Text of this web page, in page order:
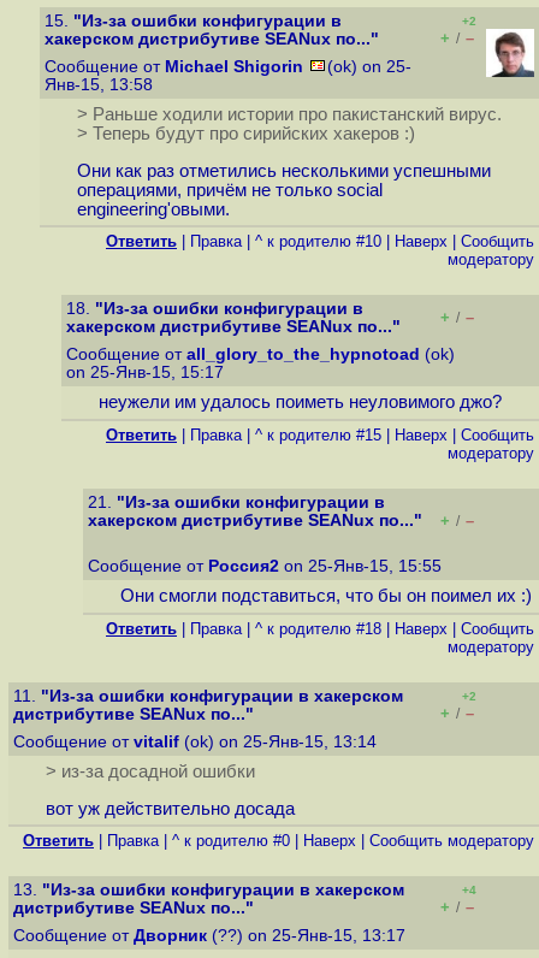
15. "Из-за ошибки конфигурации в
хакерском дистрибутиве SEANux по..."
+2
+ / –
Сообщение от Michael Shigorin
(ok) on 25-
Янв-15, 13:58
> Раньше ходили истории про пакистанский вирус.
> Теперь будут про сирийских хакеров :)
Они как раз отметились несколькими успешными
операциями, причём не только social
engineering'овыми.
Ответить Правка| ^ к родителю #10 Наверх
Cообщить
модератору
18. "Из-за ошибки конфигурации в
хакерском дистрибутиве SEANux по..."
+ / –
Сообщение от all_glory_to_the_hypnotoad (ok)
on 25-Янв-15, 15:17
неужели им удалось поиметь неуловимого джо?
Ответить Правка| ^ к родителю #15 Наверх
Cообщить
модератору
21. "Из-за ошибки конфигурации в
хакерском дистрибутиве SEANux по..."
+ / –
Сообщение от Россия2 on 25-Янв-15, 15:55
Они смогли подставиться, что бы он поимел их :)
Ответить Правка| ^ к родителю #18 Наверх
Cообщить
модератору
11. "Из-за ошибки конфигурации в хакерском
дистрибутиве SEANux по..."
+2
+ / –
Сообщение от vitalif (ok) on 25-Янв-15, 13:14
> из-за досадной ошибки
вот уж действительно досада
Ответить Правка| ^ к родителю #0 Наверх Cообщить модератору
13. "Из-за ошибки конфигурации в хакерском
дистрибутиве SEANux по..."
+4
+ / –
Сообщение от Дворник (??) on 25-Янв-15, 13:17